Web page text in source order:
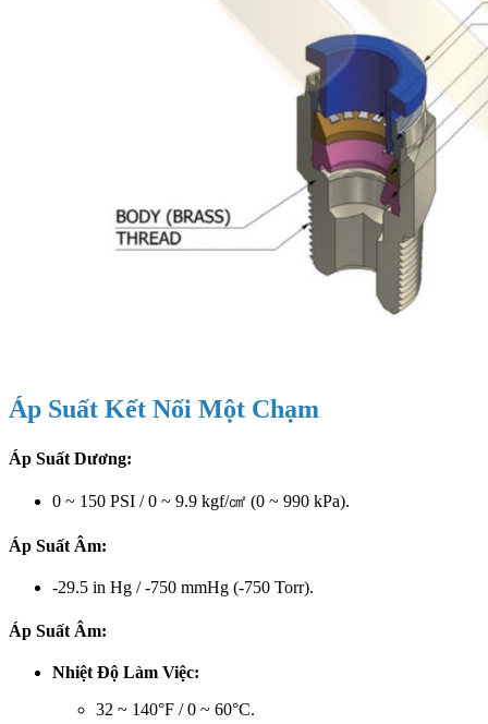
Áp Suất Kết Nối Một Chạm
Áp Suất Dương:
0 ~ 150 PSI / 0 ~ 9.9 kgf/㎠ (0 ~ 990 kPa).
Áp Suất Âm:
-29.5 in Hg / -750 mmHg (-750 Torr).
Áp Suất Âm:
Nhiệt Độ Làm Việc:
32 ~ 140°F / 0 ~ 60°C.